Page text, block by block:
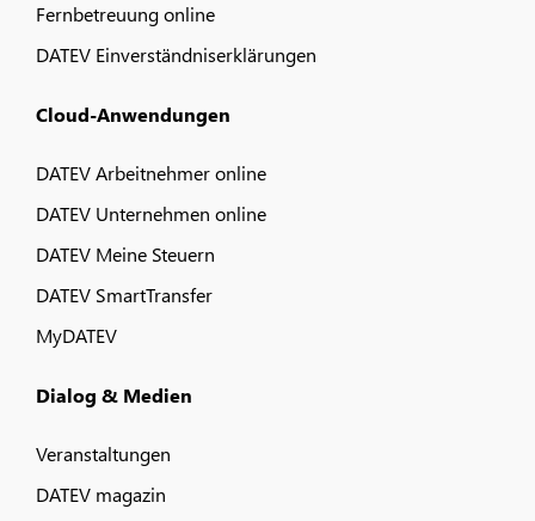
Fernbetreuung online
DATEV Einverständniserklärungen
Cloud-Anwendungen
DATEV Arbeitnehmer online
DATEV Unternehmen online
DATEV Meine Steuern
DATEV SmartTransfer
MyDATEV
Dialog & Medien
Veranstaltungen
DATEV magazin